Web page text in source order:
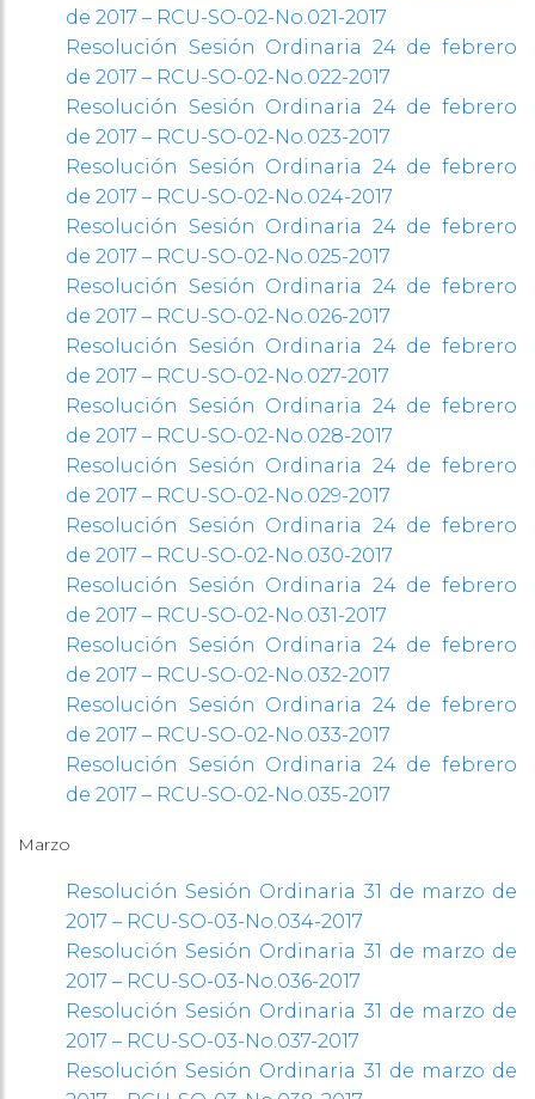
de 2017 – RCU-SO-02-No.021-2017
Resolución Sesión Ordinaria 24 de febrero
de 2017 – RCU-SO-02-No.022-2017
Resolución Sesión Ordinaria 24 de febrero
de 2017 – RCU-SO-02-No.023-2017
Resolución Sesión Ordinaria 24 de febrero
de 2017 – RCU-SO-02-No.024-2017
Resolución Sesión Ordinaria 24 de febrero
de 2017 – RCU-SO-02-No.025-2017
Resolución Sesión Ordinaria 24 de febrero
de 2017 – RCU-SO-02-No.026-2017
Resolución Sesión Ordinaria 24 de febrero
de 2017 – RCU-SO-02-No.027-2017
Resolución Sesión Ordinaria 24 de febrero
de 2017 – RCU-SO-02-No.028-2017
Resolución Sesión Ordinaria 24 de febrero
de 2017 – RCU-SO-02-No.029-2017
Resolución Sesión Ordinaria 24 de febrero
de 2017 – RCU-SO-02-No.030-2017
Resolución Sesión Ordinaria 24 de febrero
de 2017 – RCU-SO-02-No.031-2017
Resolución Sesión Ordinaria 24 de febrero
de 2017 – RCU-SO-02-No.032-2017
Resolución Sesión Ordinaria 24 de febrero
de 2017 – RCU-SO-02-No.033-2017
Resolución Sesión Ordinaria 24 de febrero
de 2017 – RCU-SO-02-No.035-2017
Marzo
Resolución Sesión Ordinaria 31 de marzo de
2017 – RCU-SO-03-No.034-2017
Resolución Sesión Ordinaria 31 de marzo de
2017 – RCU-SO-03-No.036-2017
Resolución Sesión Ordinaria 31 de marzo de
2017 – RCU-SO-03-No.037-2017
Resolución Sesión Ordinaria 31 de marzo de